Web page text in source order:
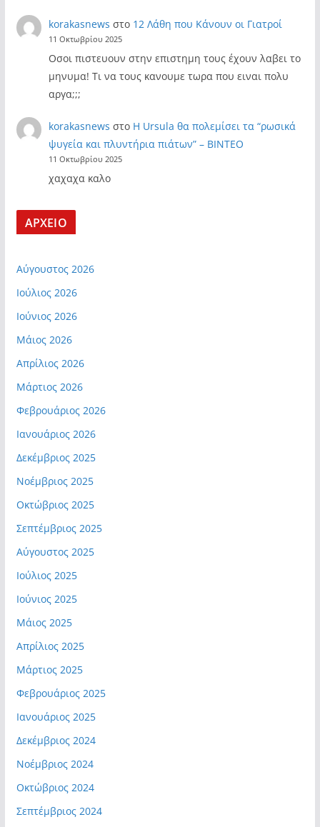
korakasnews στο 12 Λάθη που Κάνουν οι Γιατροί
11 Οκτωβρίου 2025
Οσοι πιστευουν στην επιστημη τους έχουν λαβει το
μηνυμα! Τι να τους κανουμε τωρα που ειναι πολυ
αργα;;;
korakasnews στο Η Ursula θα πολεμίσει τα “ρωσικά
ψυγεία και πλυντήρια πιάτων” – ΒΙΝΤΕΟ
11 Οκτωβρίου 2025
χαχαχα καλο
ΑΡΧΕΙΟ
Αύγουστος 2026
Ιούλιος 2026
Ιούνιος 2026
Μάιος 2026
Απρίλιος 2026
Μάρτιος 2026
Φεβρουάριος 2026
Ιανουάριος 2026
Δεκέμβριος 2025
Νοέμβριος 2025
Οκτώβριος 2025
Σεπτέμβριος 2025
Αύγουστος 2025
Ιούλιος 2025
Ιούνιος 2025
Μάιος 2025
Απρίλιος 2025
Μάρτιος 2025
Φεβρουάριος 2025
Ιανουάριος 2025
Δεκέμβριος 2024
Νοέμβριος 2024
Οκτώβριος 2024
Σεπτέμβριος 2024